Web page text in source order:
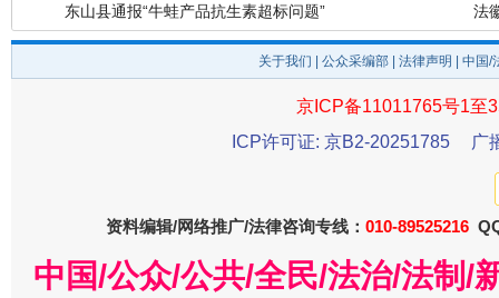
千年窑火 生生不息 一
关于我们 公众采编部 法律声明 | 中国
京ICP备11011765号1至
ICP许可证: 京B2-20251785
广
资料编辑/网络推广/法律咨询专线： 010-89525216
中国/公众/公共/全民/法治/法制/